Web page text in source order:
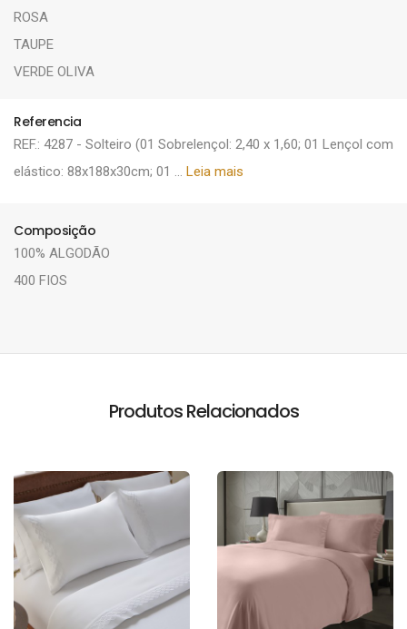
ROSA
TAUPE
VERDE OLIVA
Referencia
REF.: 4287 - Solteiro (01 Sobrelençol: 2,40 x 1,60; 01 Lençol com
elástico: 88x188x30cm; 01 ... Leia mais
Composição
100% ALGODÃO
400 FIOS
Produtos Relacionados